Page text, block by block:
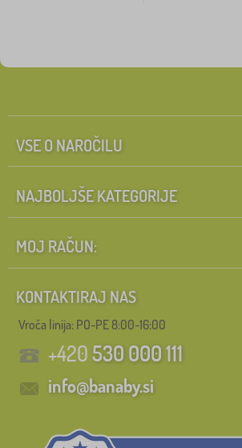
VSE O NAROČILU
NAJBOLJŠE KATEGORIJE
MOJ RAČUN:
KONTAKTIRAJ NAS
Vroča linija: PO-PE 8:00-16:00
+420530 000 111
info@banaby.si